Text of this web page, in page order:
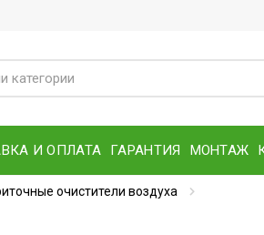
И ОПЛАТА ГАРАНТИЯ МОНТАЖ
очистители воздуха